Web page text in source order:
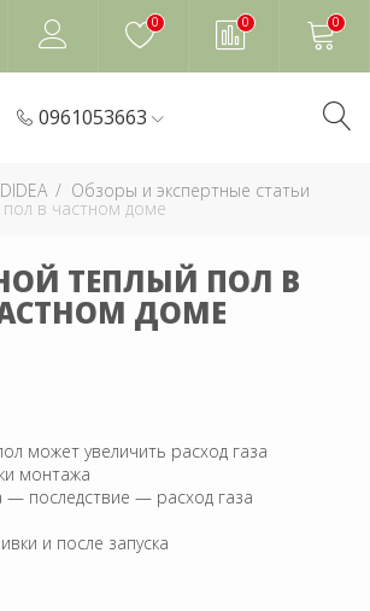
0 0 0
0961053663
Обзоры и экспертные статьи
в частном доме
ТЕПЛЫЙ ПОЛ В
ДОМЕ
может увеличить расход газа
монтажа
— последствие — расход газа
и после запуска